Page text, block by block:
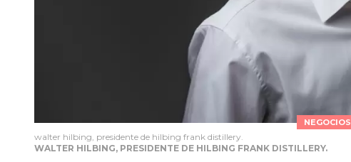
NEGOCIOS
walter hilbing, presidente de hilbing frank distillery.
WALTER HILBING, PRESIDENTE DE HILBING FRANK DISTILLERY.